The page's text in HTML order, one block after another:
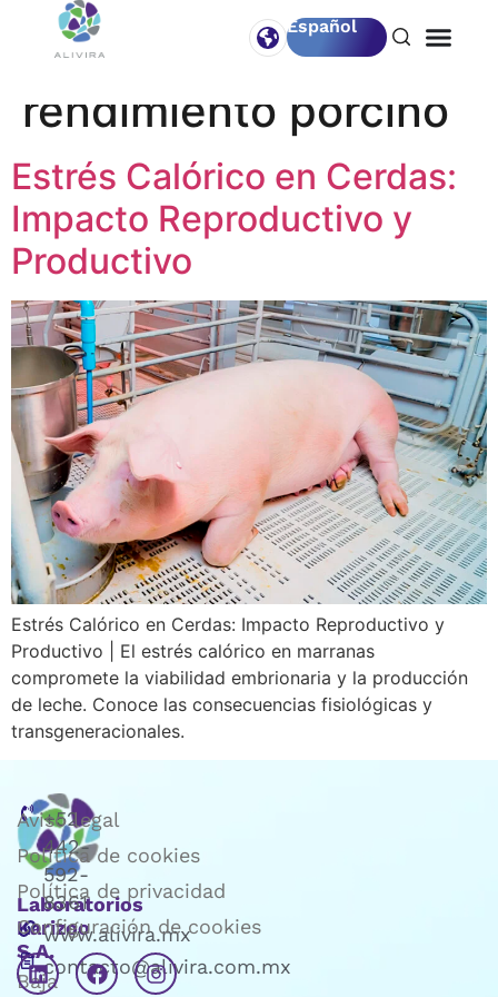
Español
Etiqueta:
Sanidad y
rendimiento porcino
Estrés Calórico en Cerdas:
Impacto Reproductivo y
Productivo
Estrés Calórico en Cerdas: Impacto Reproductivo y
Productivo | El estrés calórico en marranas
compromete la viabilidad embrionaria y la producción
de leche. Conoce las consecuencias fisiológicas y
transgeneracionales.
Laboratorios
Karizoo
S.A.
Baja
+52
442-
592-
8361
www.alivira.mx
contacto@alivira.com.mx
Aviso legal
Política de cookies
Política de privacidad
Configuración de cookies